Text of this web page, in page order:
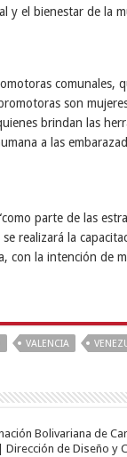
y el bienestar de la
comunales,
son
brindan las
a las
parte de las
realizará la
con la intención de
VALENCIA
Bolivariana de
de Diseño y